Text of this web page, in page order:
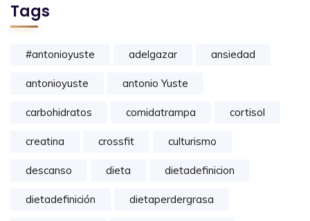
Tags
#antonioyuste adelgazar ansiedad
antonioyuste antonio Yuste
carbohidratos comidatrampa cortisol
creatina crossfit culturismo
descanso dieta dietadefinicion
dietadefinición dietaperdergrasa